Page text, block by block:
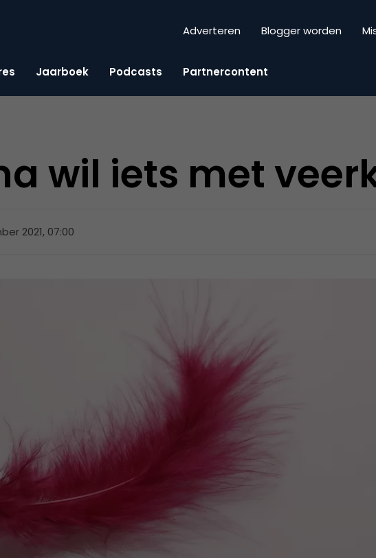
Adverteren Blogger worden
Jaarboek Podcasts Partnercontent
wil iets met
2021, 07:00